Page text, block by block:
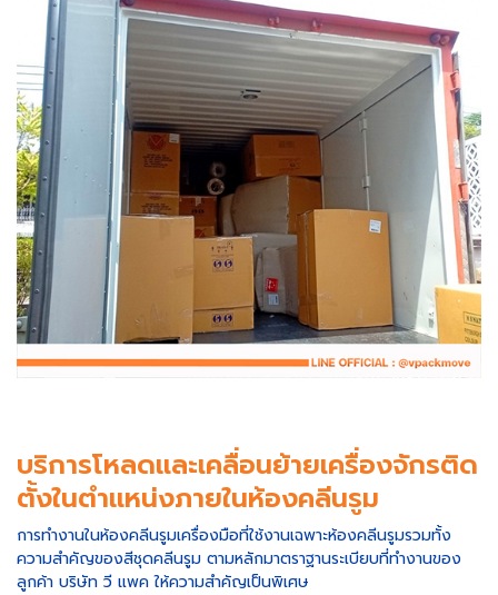
บริการโหลดและเคลื่อนย้ายเครื่องจักรติด
ตั้งในตำแหน่งภายในห้องคลีนรูม
การทำงานในห้องคลีนรูมเครื่องมือที่ใช้งานเฉพาะห้องคลีนรูมรวมทั้ง
ความสำคัญของสีชุดคลีนรูม ตามหลักมาตราฐานระเบียบที่ทำงานของ
ลูกค้า บริษัท วี แพค ให้ความสำคัญเป็นพิเศษ